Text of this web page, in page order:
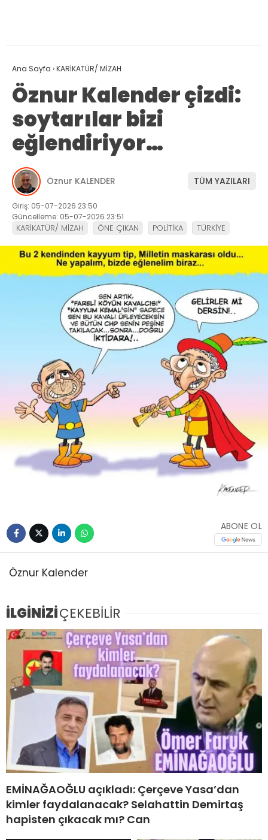
Ana Sayfa ›KARİKATÜR/ MİZAH
Öznur Kalender çizdi:
soytarılar bizi
eğlendiriyor…
Öznur KALENDER TÜM YAZILARI
Giriş: 05-07-2026 23:50
Güncelleme: 05-07-2026 23:51
KARİKATÜR/ MİZAH ÖNE ÇIKAN POLİTİKA TÜRKİYE
ABONE OL
Öznur Kalender
İLGİNİZİÇEKEBİLİR
EMİNAĞAOĞLU açıkladı: Çerçeve Yasa’dan
kimler faydalanacak? Selahattin Demirtaş
hapisten çıkacak mı? Can